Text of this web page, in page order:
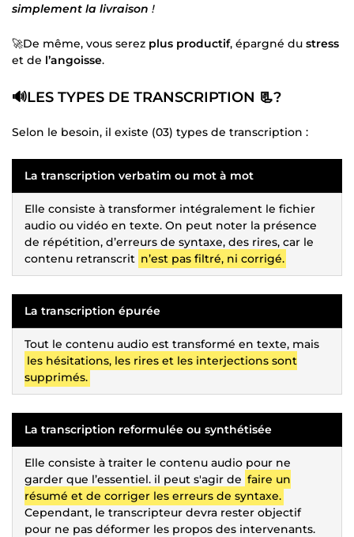
simplement la livraison !
🚀De même, vous serez plus productif, épargné du stress
et de l’angoisse.
🔊LES TYPES DE TRANSCRIPTION 📃?
Selon le besoin, il existe (03) types de transcription :
La transcription verbatim ou mot à mot
Elle consiste à transformer intégralement le fichier
audio ou vidéo en texte. On peut noter la présence
de répétition, d’erreurs de syntaxe, des rires, car le
contenu retranscrit n’est pas filtré, ni corrigé.
La transcription épurée
Tout le contenu audio est transformé en texte, mais
les hésitations, les rires et les interjections sont
supprimés.
La transcription reformulée ou synthétisée
Elle consiste à traiter le contenu audio pour ne
garder que l’essentiel. il peut s'agir de faire un
résumé et de corriger les erreurs de syntaxe.
Cependant, le transcripteur devra rester objectif
pour ne pas déformer les propos des intervenants.